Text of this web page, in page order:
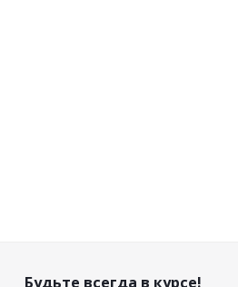
Будьте всегда в курсе!